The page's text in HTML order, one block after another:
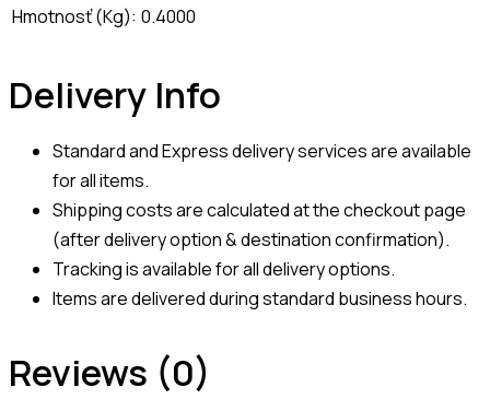
Hmotnosť (Kg): 0.4000
Delivery Info
Standard and Express delivery services are available
for all items.
Shipping costs are calculated at the checkout page
(after delivery option & destination confirmation).
Tracking is available for all delivery options.
Items are delivered during standard business hours.
Reviews (0)